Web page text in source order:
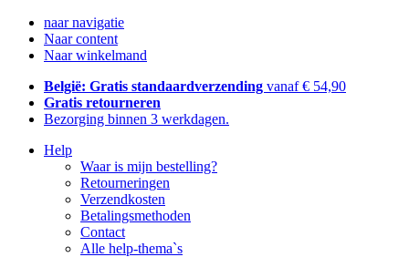
naar navigatie
Naar content
Naar winkelmand
België: Gratis standaardverzending vanaf € 54,90
Gratis retourneren
Bezorging binnen 3 werkdagen.
Help
Waar is mijn bestelling?
Retourneringen
Verzendkosten
Betalingsmethoden
Contact
Alle help-thema`s